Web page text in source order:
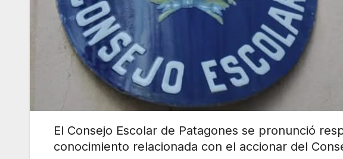
El Consejo Escolar de Patagones se pronunció
conocimiento relacionada con el accionar del